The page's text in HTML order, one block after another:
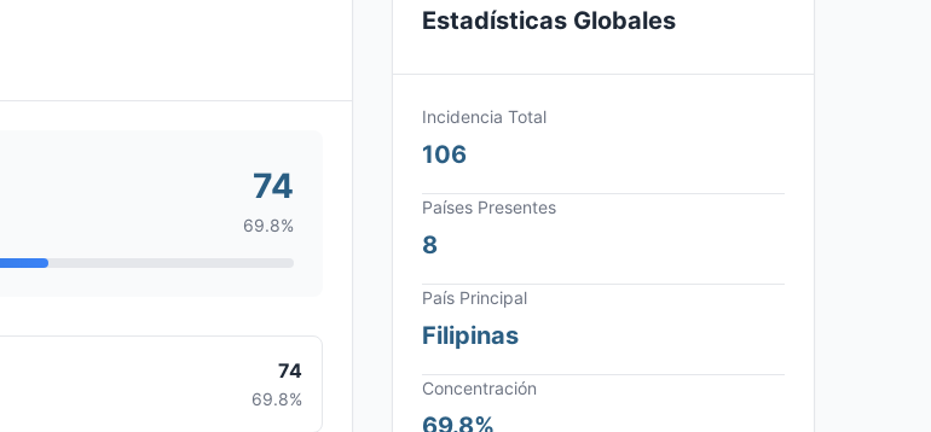
74
69.8%
74
69.8%
Estadísticas Globales
Incidencia Total
106
Países Presentes
8
País Principal
Filipinas
Concentración
69.8%